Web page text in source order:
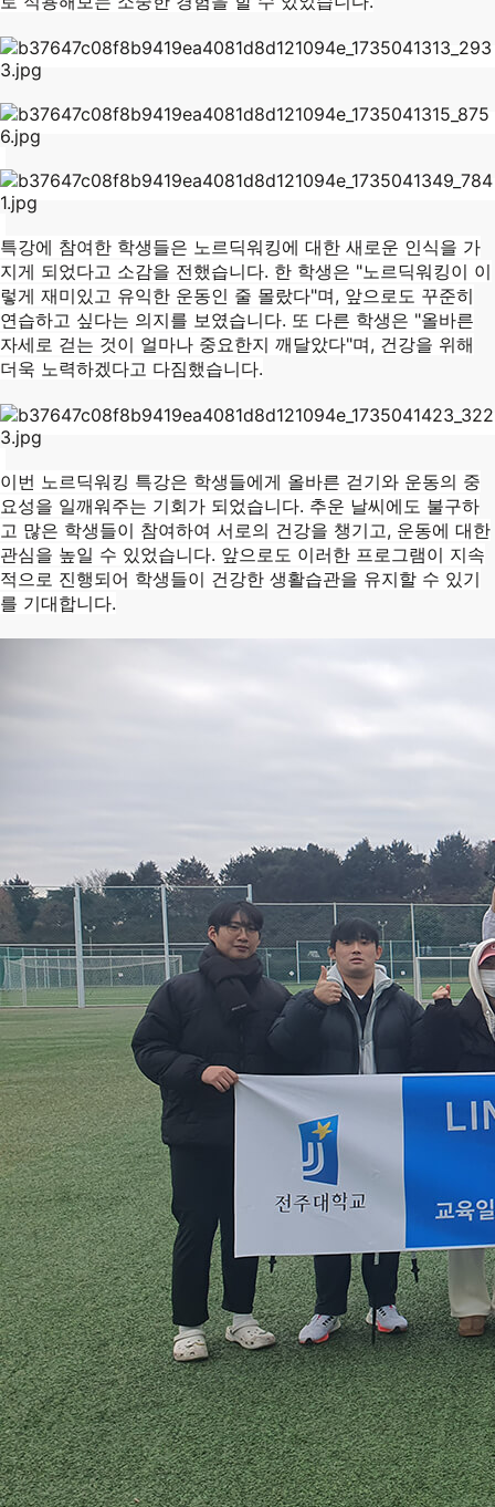
특강에 참여한 학생들은 노르딕워킹에 대한 새로운 인식을 가
지게 되었다고 소감을 전했습니다. 한 학생은 "노르딕워킹이 이
렇게 재미있고 유익한 운동인 줄 몰랐다"며, 앞으로도 꾸준히
연습하고 싶다는 의지를 보였습니다. 또 다른 학생은 "올바른
자세로 걷는 것이 얼마나 중요한지 깨달았다"며, 건강을 위해
더욱 노력하겠다고 다짐했습니다.
이번 노르딕워킹 특강은 학생들에게 올바른 걷기와 운동의 중
요성을 일깨워주는 기회가 되었습니다. 추운 날씨에도 불구하
고 많은 학생들이 참여하여 서로의 건강을 챙기고, 운동에 대한
관심을 높일 수 있었습니다. 앞으로도 이러한 프로그램이 지속
적으로 진행되어 학생들이 건강한 생활습관을 유지할 수 있기
를 기대합니다.